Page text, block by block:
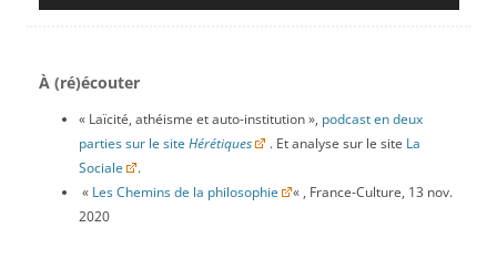
À (ré)écouter
« Laïcité, athéisme et auto-institution », podcast en deux
parties sur le site Hérétiques . Et analyse sur le site La
Sociale
.
« Les Chemins de la philosophie
« , France-Culture, 13 nov.
2020